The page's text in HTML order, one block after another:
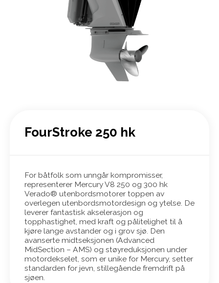
FourStroke 250 hk
For båtfolk som unngår kompromisser,
representerer Mercury V8 250 og 300 hk
Verado® utenbordsmotorer toppen av
overlegen utenbordsmotordesign og ytelse. De
leverer fantastisk akselerasjon og
topphastighet, med kraft og pålitelighet til å
kjøre lange avstander og i grov sjø. Den
avanserte midtseksjonen (Advanced
MidSection – AMS) og støyreduksjonen under
motordekselet, som er unike for Mercury, setter
standarden for jevn, stillegående fremdrift på
sjøen.